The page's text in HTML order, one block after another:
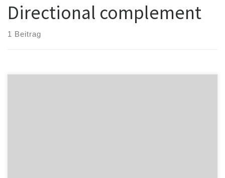
Directional complement
1 Beitrag